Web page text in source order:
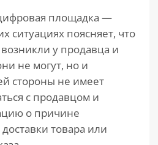
площадка —
ситуациях поясняет, что
у продавца и
не могут, но и
стороны не имеет
с продавцом и
о причине
товара или